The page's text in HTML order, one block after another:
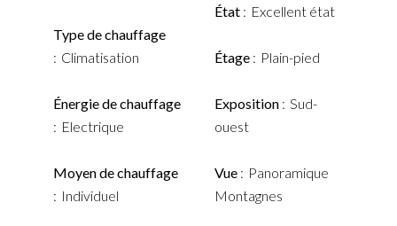
Type de chauffage
Climatisation
Énergie de chauffage
Electrique
Moyen de chauffage
Individuel
État Excellent état
Étage Plain-pied
Exposition
Sud-
ouest
Vue
Panoramique
Montagnes